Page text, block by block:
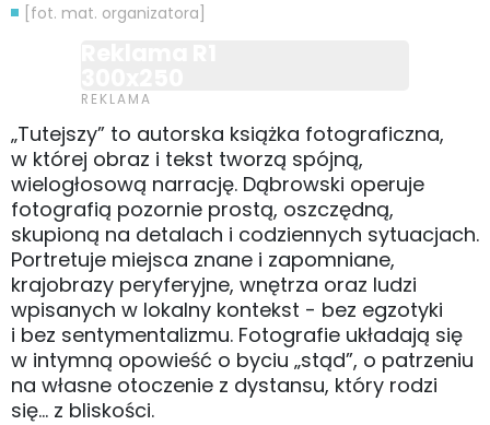
[fot. mat. organizatora]
„Tutejszy” to autorska książka fotograficzna,
w której obraz i tekst tworzą spójną,
wielogłosową narrację. Dąbrowski operuje
fotografią pozornie prostą, oszczędną,
skupioną na detalach i codziennych sytuacjach.
Portretuje miejsca znane i zapomniane,
krajobrazy peryferyjne, wnętrza oraz ludzi
wpisanych w lokalny kontekst - bez egzotyki
i bez sentymentalizmu. Fotografie układają się
w intymną opowieść o byciu „stąd”, o patrzeniu
na własne otoczenie z dystansu, który rodzi
się... z bliskości.